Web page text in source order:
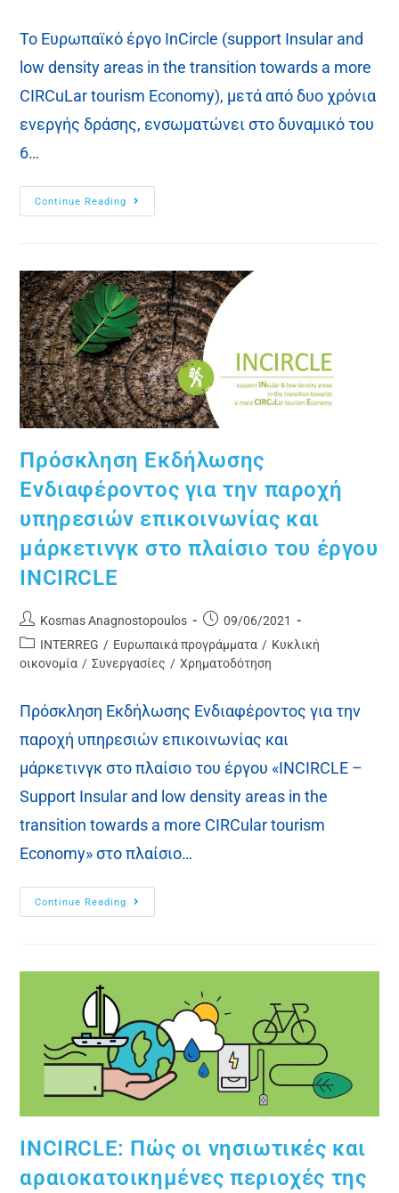
Το Ευρωπαϊκό έργο ΙnCircle (support Insular and
low density areas in the transition towards a more
CIRCuLar tourism Economy), μετά από δυο χρόνια
ενεργής δράσης, ενσωματώνει στο δυναμικό του
6…
Continue Reading
Πρόσκληση Εκδήλωσης
Ενδιαφέροντος για την παροχή
υπηρεσιών επικοινωνίας και
μάρκετινγκ στο πλαίσιο του έργου
INCIRCLE
Kosmas Anagnostopoulos
09/06/2021
INTERREG / Ευρωπαικά προγράμματα / Κυκλική
οικονομία / Συνεργασίες / Χρηματοδότηση
Πρόσκληση Εκδήλωσης Ενδιαφέροντος για την
παροχή υπηρεσιών επικοινωνίας και
μάρκετινγκ στο πλαίσιο του έργου «INCIRCLE –
Support Insular and low density areas in the
transition towards a more CIRCular tourism
Economy» στο πλαίσιο…
Continue Reading
INCIRCLE: Πώς οι νησιωτικές και
αραιοκατοικημένες περιοχές της